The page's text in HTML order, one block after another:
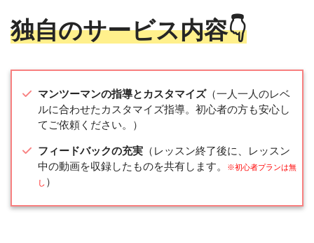
独自のサービス内容👇
マンツーマンの指導とカスタマイズ（一人一人のレベ
ルに合わせたカスタマイズ指導。初心者の方も安心し
てご依頼ください。）
フィードバックの充実 （レッスン終了後に、レッスン
中の動画を収録したものを共有します。
※初心者プランは無
し ）